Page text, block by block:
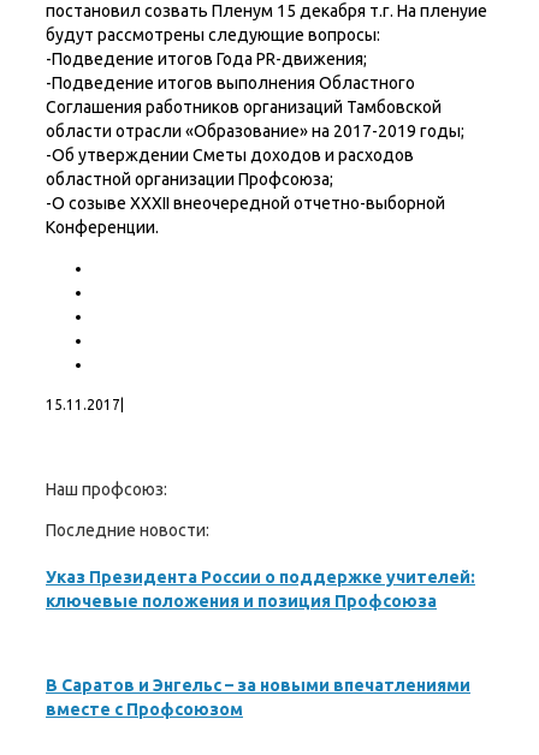
постановил созвать Пленум 15 декабря т.г. На пленуие
будут рассмотрены следующие вопросы:
-Подведение итогов Года PR-движения;
-Подведение итогов выполнения Областного
Соглашения работников организаций Тамбовской
области отрасли «Образование» на 2017-2019 годы;
-Об утверждении Сметы доходов и расходов
областной организации Профсоюза;
-О созыве XXXII внеочередной отчетно-выборной
Конференции.
15.11.2017
Наш профсоюз:
Последние новости:
Указ Президента России о поддержке учителей:
ключевые положения и позиция Профсоюза
В Саратов и Энгельс – за новыми впечатлениями
вместе с Профсоюзом